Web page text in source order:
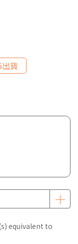
貨
equivalent to